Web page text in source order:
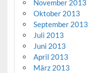
November 2013
Oktober 2013
September 2013
Juli 2013
Juni 2013
April 2013
März 2013